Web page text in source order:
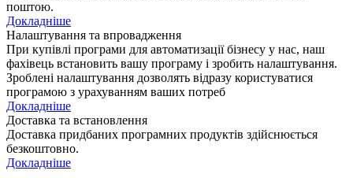
поштою.
Докладніше
Налаштування та впровадження
При купівлі програми для автоматизації бізнесу у нас, наш
фахівець встановить вашу програму і зробить налаштування.
Зроблені налаштування дозволять відразу користуватися
програмою з урахуванням ваших потреб
Докладніше
Доставка та встановлення
Доставка придбаних програмних продуктів здійснюється
безкоштовно.
Докладніше